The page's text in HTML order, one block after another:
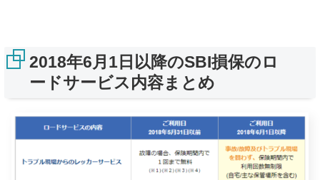
2018年6月1日以降のSBI損保のロ
ードサービス内容まとめ